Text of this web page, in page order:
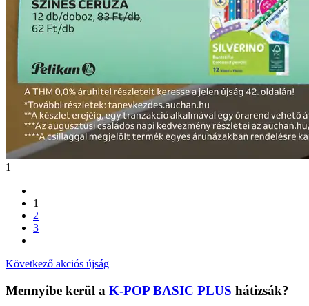
1
1
2
3
Következő akciós újság
Mennyibe kerül a K-POP BASIC PLUS hátizsák?